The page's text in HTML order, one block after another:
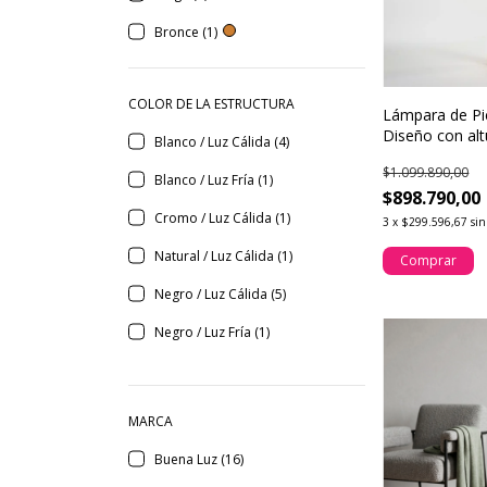
Bronce (1)
COLOR DE LA ESTRUCTURA
Blanco / Luz Cálida (4)
Blanco / Luz Fría (1)
Cromo / Luz Cálida (1)
Natural / Luz Cálida (1)
Negro / Luz Cálida (5)
Negro / Luz Fría (1)
MARCA
Buena Luz (16)
Lámpara de
Diseño con
$898.790,00
$1.099.890,00
3 x $299.596,67
Comprar